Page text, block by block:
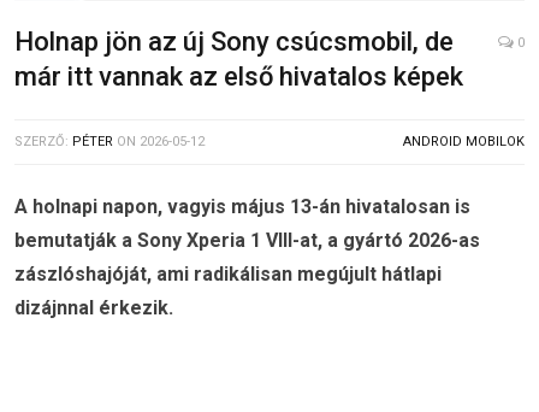
Holnap jön az új Sony csúcsmobil, de
már itt vannak az első hivatalos képek
0
SZERZŐ: PÉTER ON 2026-05-12 ANDROID MOBILOK
A holnapi napon, vagyis május 13-án hivatalosan is
bemutatják a Sony Xperia 1 VIII-at, a gyártó 2026-as
zászlóshajóját, ami radikálisan megújult hátlapi
dizájnnal érkezik.